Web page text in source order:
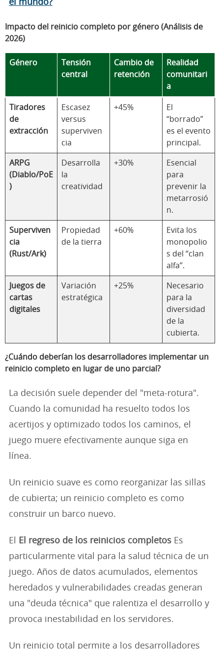
el mundo?
Impacto del reinicio completo por género (Análisis de
2026)
Género
Tensión
central
Cambio de
retención
Realidad
comunitari
a
Tiradores
de
extracción
Escasez
versus
superviven
cia
+45%
El
“borrado”
es el evento
principal.
ARPG
(Diablo/PoE
)
Desarrolla
la
creatividad
+30%
Esencial
para
prevenir la
metarrosió
n.
Superviven
cia
(Rust/Ark)
Propiedad
de la tierra
+60%
Evita los
monopolio
s del “clan
alfa”.
Juegos de
cartas
digitales
Variación
estratégica
+25%
Necesario
para la
diversidad
de la
cubierta.
¿Cuándo deberían los desarrolladores implementar un
reinicio completo en lugar de uno parcial?
La decisión suele depender del "meta-rotura".
Cuando la comunidad ha resuelto todos los
acertijos y optimizado todos los caminos, el
juego muere efectivamente aunque siga en
línea.
Un reinicio suave es como reorganizar las sillas
de cubierta; un reinicio completo es como
construir un barco nuevo.
El El regreso de los reinicios completos Es
particularmente vital para la salud técnica de un
juego. Años de datos acumulados, elementos
heredados y vulnerabilidades creadas generan
una "deuda técnica" que ralentiza el desarrollo y
provoca inestabilidad en los servidores.
Un reinicio total permite a los desarrolladores